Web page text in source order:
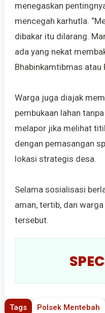
menegaskan
mencegah karhutla.
dibakar itu dilarang.
ada yang nekat
Bhabinkamtibmas atau
Warga juga diajak
pembukaan lahan
melapor jika melihat
dengan pemasangan
lokasi strategis desa.
Selama sosialisasi
aman, tertib, dan
tersebut.
Tags Polsek Mentebah